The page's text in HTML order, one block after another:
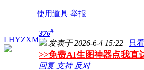
使用道具 举报
LHYZXM
376#
发表于 2026-6-4 15:22 | 只
>>免费AI生图神器点我直
回复 支持 反对